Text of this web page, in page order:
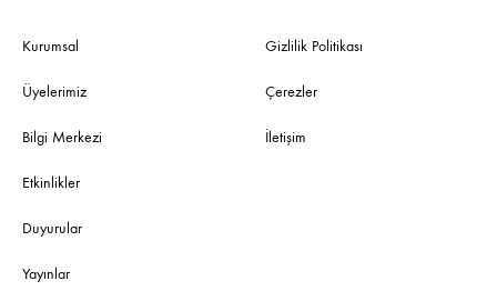
Kurumsal
Üyelerimiz
Bilgi Merkezi
Etkinlikler
Duyurular
Yayınlar
Gizlilik Politikası
Çerezler
İletişim